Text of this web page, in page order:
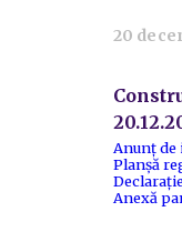
20
Anunț
Planșă
Anexă